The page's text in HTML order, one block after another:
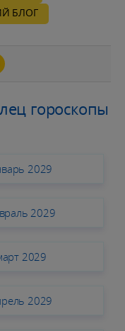
БЛОГ
гороскопы
2029
2029
2029
2029